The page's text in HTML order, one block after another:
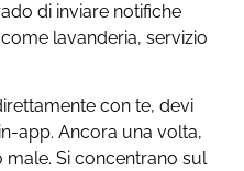
di inviare notifiche
lavanderia, servizio
con te, devi
app. Ancora una volta,
Si concentrano sul